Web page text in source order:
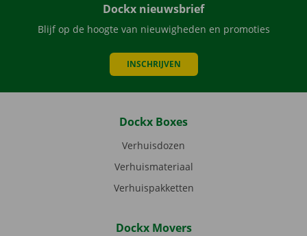
Dockx nieuwsbrief
Blijf op de hoogte van nieuwigheden en promoties
INSCHRIJVEN
Dockx Boxes
Verhuisdozen
Verhuismateriaal
Verhuispakketten
Dockx Movers